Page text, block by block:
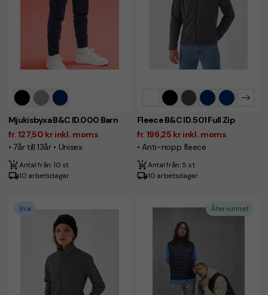
Mjukisbyxa B&C ID.000 Barn
fr. 127,50 kr inkl. moms
• 7år till 13år • Unisex
Antal från: 10 st
10 arbetsdagar
Fleece B&C ID.501 Full Zip
fr. 196,25 kr inkl. moms
• Anti-nopp fleece
Antal från: 5 st
10 arbetsdagar
Bra Återvunnet